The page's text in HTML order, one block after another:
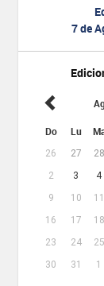
7 de
Do Lu
26 27 28
2
3 4
9
10 11
16
17 18
23
24 25
30
31 1